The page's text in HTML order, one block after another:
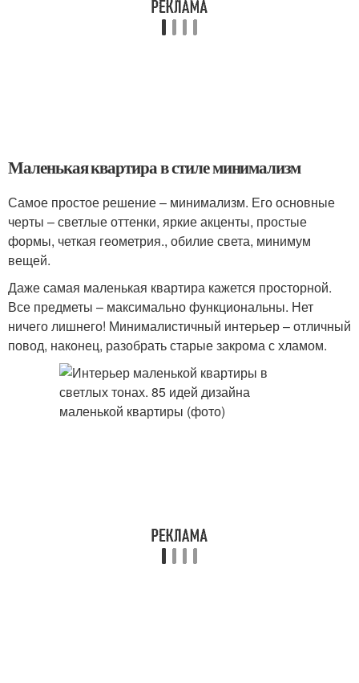
Маленькая квартира в стиле минимализм
Самое простое решение – минимализм. Его основные
черты – светлые оттенки, яркие акценты, простые
формы, четкая геометрия., обилие света, минимум
вещей.
Даже самая маленькая квартира кажется просторной.
Все предметы – максимально функциональны. Нет
ничего лишнего! Минималистичный интерьер – отличный
повод, наконец, разобрать старые закрома с хламом.